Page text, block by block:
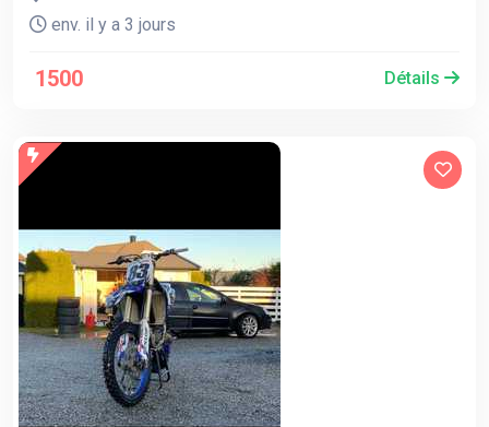
env. il y a 3 jours
1500 Détails